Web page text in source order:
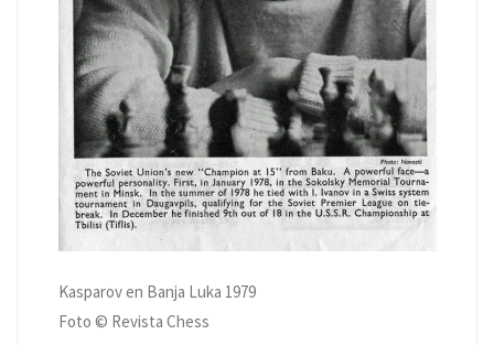
Kasparov en Banja Luka 1979
Foto © Revista Chess